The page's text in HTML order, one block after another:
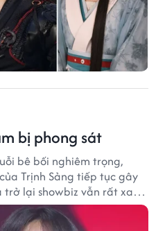
bị phong sát
bê bối nghiêm trọng,
Trịnh Sảng tiếp tục gây
lại showbiz vẫn rất xa